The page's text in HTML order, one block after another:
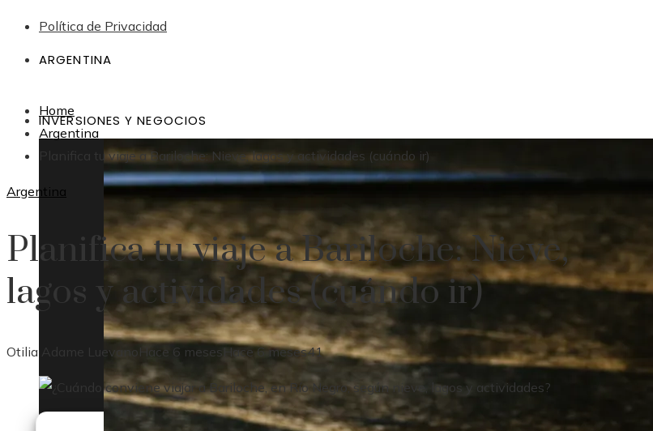
Política de Privacidad
ARGENTINA
INVERSIONES Y NEGOCIOS
Home
Argentina
Planifica tu viaje a Bariloche: Nieve, lagos y actividades (cuándo ir)
Argentina
Planifica tu viaje a Bariloche: Nieve,
lagos y actividades (cuándo ir)
Otilia Adame Luevano Hace 6 mesesHace 6 meses41